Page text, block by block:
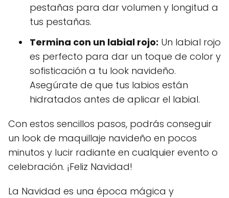
pestañas para dar volumen y longitud a
tus pestañas.
Termina con un labial rojo: Un labial rojo
es perfecto para dar un toque de color y
sofisticación a tu look navideño.
Asegúrate de que tus labios están
hidratados antes de aplicar el labial.
Con estos sencillos pasos, podrás conseguir
un look de maquillaje navideño en pocos
minutos y lucir radiante en cualquier evento o
celebración. ¡Feliz Navidad!
La Navidad es una época mágica y